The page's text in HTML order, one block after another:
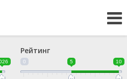
Рейтинг
0 5 10